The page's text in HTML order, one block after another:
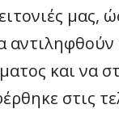
μας,
αντιληφθούν
και να
στις